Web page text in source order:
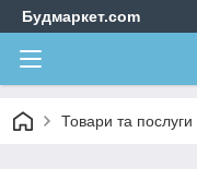
Будмаркет.com
Товари та послуги